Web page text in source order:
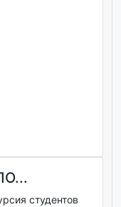
студентов